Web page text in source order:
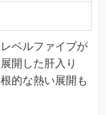
ベルファイブが
開した肝入り
的な熱い展開も